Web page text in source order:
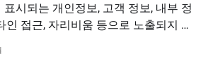
시되는 개인정보, 고객 정보, 내부 정
인 접근, 자리비움 등으로 노출되지 않
증으로 화면 보안과 사용자 편의성